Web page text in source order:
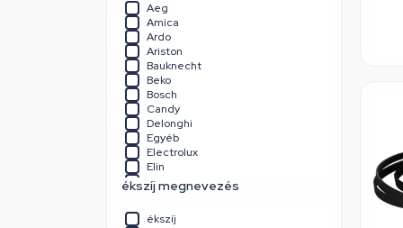
Aeg
Amica
Ardo
Ariston
Bauknecht
Beko
Bosch
Candy
Delonghi
Egyéb
Electrolux
Elin
Fagor
Gaba
Haier
ékszíj megnevezés
ékszíj